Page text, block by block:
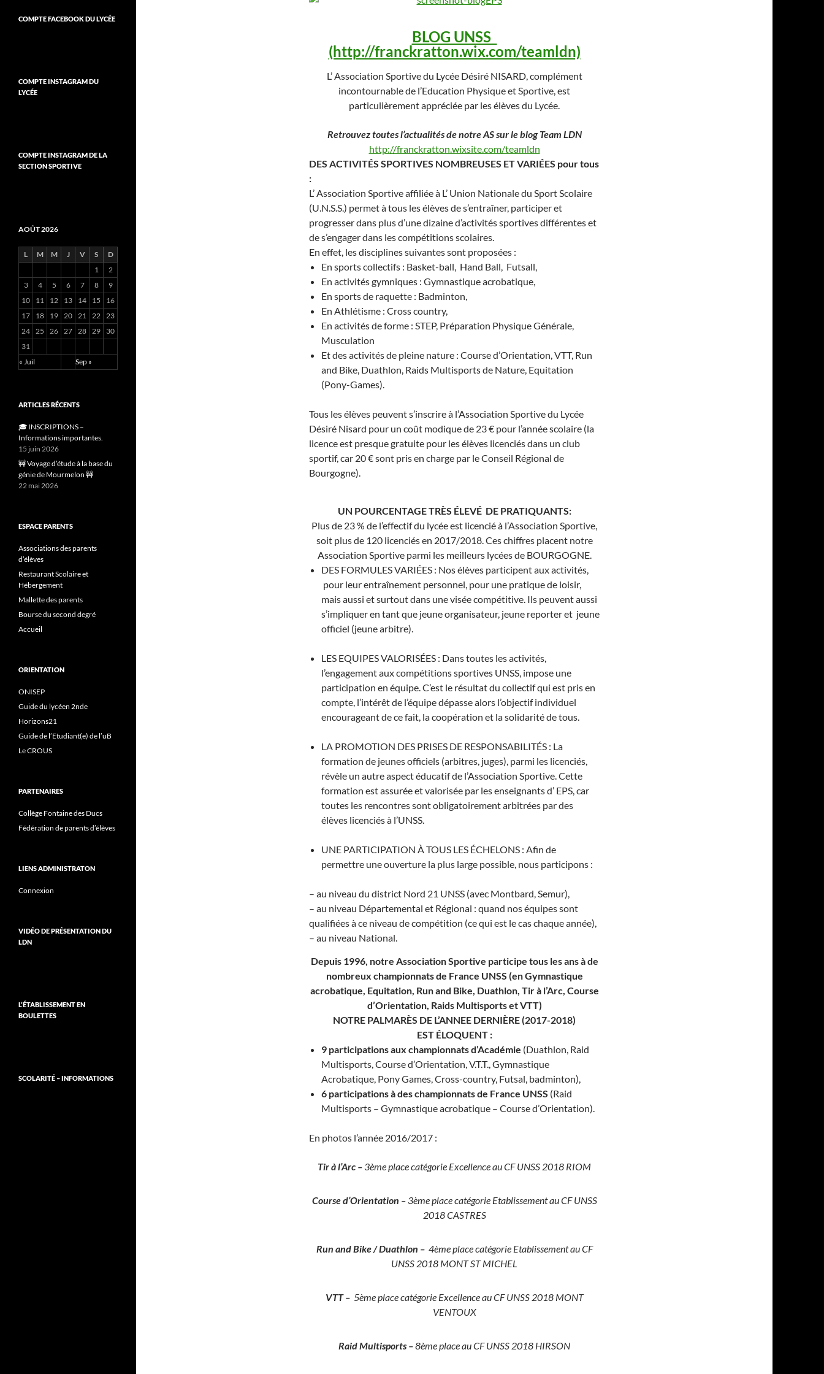
BLOG UNSS
(http://franckratton.wix.com/teamldn)
L’ Association Sportive du Lycée Désiré NISARD, complément
incontournable de l’Education Physique et Sportive, est
particulièrement appréciée par les élèves du Lycée.
Retrouvez toutes l’actualités de notre AS sur le blog Team LDN
http://franckratton.wixsite.com/teamldn
DES ACTIVITÉS SPORTIVES NOMBREUSES ET VARIÉES pour tous
:
L’ Association Sportive affiliée à L’ Union Nationale du Sport Scolaire
(U.N.S.S.) permet à tous les élèves de s’entraîner, participer et
progresser dans plus d’une dizaine d’activités sportives différentes et
de s’engager dans les compétitions scolaires.
En effet, les disciplines suivantes sont proposées :
En sports collectifs : Basket-ball, Hand Ball, Futsall,
En activités gymniques : Gymnastique acrobatique,
En sports de raquette : Badminton,
En Athlétisme : Cross country,
En activités de forme : STEP, Préparation Physique Générale,
Musculation
Et des activités de pleine nature : Course d’Orientation, VTT, Run
and Bike, Duathlon, Raids Multisports de Nature, Equitation
(Pony-Games).
Tous les élèves peuvent s’inscrire à l’Association Sportive du Lycée
Désiré Nisard pour un coût modique de 23 € pour l’année scolaire (la
licence est presque gratuite pour les élèves licenciés dans un club
sportif, car 20 € sont pris en charge par le Conseil Régional de
Bourgogne).
UN POURCENTAGE TRÈS ÉLEVÉ DE PRATIQUANTS:
Plus de 23 % de l’effectif du lycée est licencié à l’Association Sportive,
soit plus de 120 licenciés en 2017/2018. Ces chiffres placent notre
Association Sportive parmi les meilleurs lycées de BOURGOGNE.
DES FORMULES VARIÉES : Nos élèves participent aux activités,
pour leur entraînement personnel, pour une pratique de loisir,
mais aussi et surtout dans une visée compétitive. Ils peuvent aussi
s’impliquer en tant que jeune organisateur, jeune reporter et jeune
officiel (jeune arbitre).
LES EQUIPES VALORISÉES : Dans toutes les activités,
l’engagement aux compétitions sportives UNSS, impose une
participation en équipe. C’est le résultat du collectif qui est pris en
compte, l’intérêt de l’équipe dépasse alors l’objectif individuel
encourageant de ce fait, la coopération et la solidarité de tous.
LA PROMOTION DES PRISES DE RESPONSABILITÉS : La
formation de jeunes officiels (arbitres, juges), parmi les licenciés,
révèle un autre aspect éducatif de l’Association Sportive. Cette
formation est assurée et valorisée par les enseignants d’ EPS, car
toutes les rencontres sont obligatoirement arbitrées par des
élèves licenciés à l’UNSS.
UNE PARTICIPATION À TOUS LES ÉCHELONS : Afin de
permettre une ouverture la plus large possible, nous participons :
– au niveau du district Nord 21 UNSS (avec Montbard, Semur),
– au niveau Départemental et Régional : quand nos équipes sont
qualifiées à ce niveau de compétition (ce qui est le cas chaque année),
– au niveau National.
Depuis 1996, notre Association Sportive participe tous les ans à de
nombreux championnats de France UNSS (en Gymnastique
acrobatique, Equitation, Run and Bike, Duathlon, Tir à l’Arc, Course
d’Orientation, Raids Multisports et VTT)
NOTRE PALMARÈS DE L’ANNEE DERNIÈRE (2017-2018)
EST ÉLOQUENT :
9 participations aux championnats d’Académie (Duathlon, Raid
Multisports, Course d’Orientation, V.T.T., Gymnastique
Acrobatique, Pony Games, Cross-country, Futsal, badminton),
6 participations à des championnats de France UNSS (Raid
Multisports – Gymnastique acrobatique – Course d’Orientation).
En photos l’année 2016/2017 :
Tir à l’Arc – 3ème place catégorie Excellence au CF UNSS 2018 RIOM
Course d’Orientation – 3ème place catégorie Etablissement au CF UNSS
2018 CASTRES
Run and Bike / Duathlon – 4ème place catégorie Etablissement au CF
UNSS 2018 MONT ST MICHEL
VTT – 5ème place catégorie Excellence au CF UNSS 2018 MONT
VENTOUX
Raid Multisports –8ème place au CF UNSS 2018 HIRSON
COMPTE FACEBOOK DU LYCÉE
COMPTE INSTAGRAM DU
LYCÉE
COMPTE INSTAGRAM DE LA
SECTION SPORTIVE
AOÛT 2026
L M M J V S
D
1
2
3
4 5 6 7 8
9
10
11 12 13 14 15
16
17
18 19 20 21 22 23
24 25 26 27 28 29
30
31
« Juil
Sep »
ARTICLES RÉCENTS
🎓 INSCRIPTIONS –
Informations importantes.
15 juin 2026
🚧 Voyage d’étude à la base du
génie de Mourmelon 🚧
22 mai 2026
ESPACE PARENTS
Associations des parents
d’élèves
Restaurant Scolaire et
Hébergement
Mallette des parents
Bourse du second degré
Accueil
ORIENTATION
ONISEP
Guide du lycéen 2nde
Horizons21
Guide de l’Etudiant(e) de l’uB
Le CROUS
PARTENAIRES
Collège Fontaine des Ducs
Fédération de parents d’élèves
LIENS ADMINISTRATON
Connexion
VIDÉO DE PRÉSENTATION DU
LDN
L’ÉTABLISSEMENT EN
BOULETTES
SCOLARITÉ – INFORMATIONS